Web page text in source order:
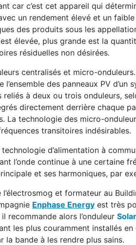
car c’est cet appareil qui
un rendement élevé et un
des produits sous les
élevée, plus grande est la
résiduelles non désirées.
centralisés et micro-
des panneaux PV d’un
à deux ou trois onduleurs,
directement derrière chaque
La technologie des micro-
transitoires indésirables.
d’alimentation à
l’onde continue à une certaine
et ses harmoniques, par
et formateur au
Enphase Energy est très
recommande alors l’onduleur
les plus couramment installés
bande à les rendre plus sains.